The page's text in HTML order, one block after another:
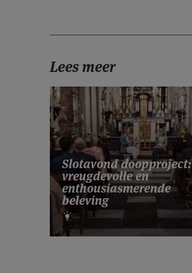
Lees meer
Slotavond doopproject:
vreugdevolle en
enthousiasmerende
beleving